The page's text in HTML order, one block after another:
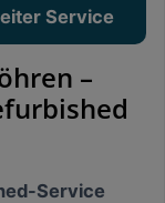
Service
–
Service